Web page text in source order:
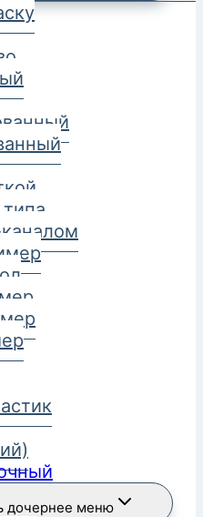
дочернее меню